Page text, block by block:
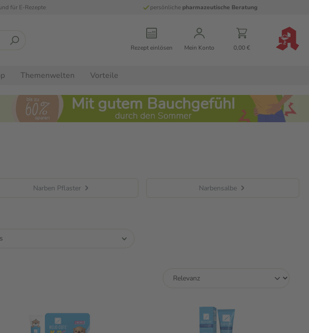
für E-Rezepte persönliche pharmazeutische Beratung
Rezept einlösen Mein Konto 0,00 €
Themenwelten Vorteile
Narben Pflaster Narbensalbe